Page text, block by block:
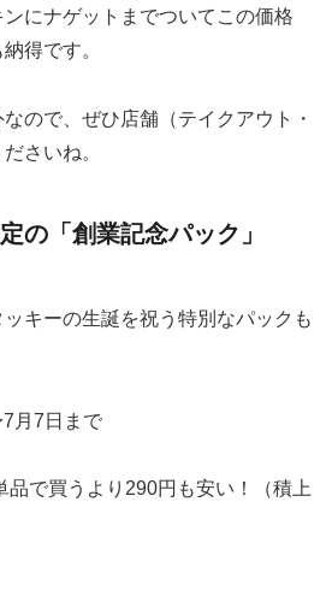
にナゲットまでついてこの価格
得です。
ので、ぜひ店舗（テイクアウト・
さいね。
の「創業記念パック」
キーの生誕を祝う特別なパックも
月7日まで
品で買うより290円も安い！（積上